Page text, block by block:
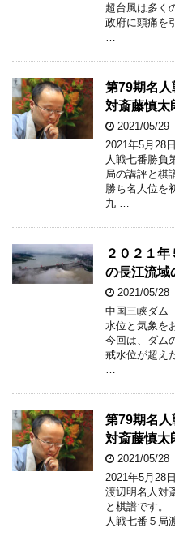
超台風は多く
政府に頭痛を
第79期名人
対斎藤慎太
2021/05/29
2021年5月28
人戦七番勝負
局の講評と棋
勝ち名人位を
九 …
２０２１
の長江流域
2021/05/28
中国三峡ダム
水位と気象を
今回は、ダム
戒水位が超え
第79期名人
対斎藤慎太
2021/05/28
2021年5月28
渡辺明名人対
と棋譜です。
人戦七番５局